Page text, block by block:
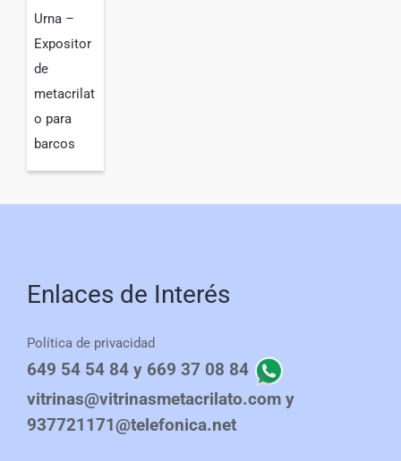
Urna –
Expositor
de
metacrilat
o para
barcos
Enlaces de Interés
Política de privacidad
649 54 54 84 y 669 37 08 84
vitrinas@vitrinasmetacrilato.com y
937721171@telefonica.net